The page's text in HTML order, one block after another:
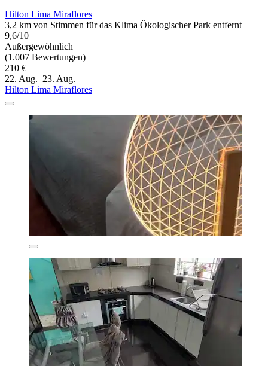
Hilton Lima Miraflores
3,2 km von Stimmen für das Klima Ökologischer Park entfernt
9,6/10
Außergewöhnlich
(1.007 Bewertungen)
210 €
22. Aug.–23. Aug.
Hilton Lima Miraflores